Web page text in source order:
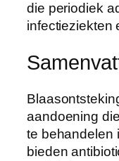
die periodiek
infectieziekten
aandoening
te behandelen
bieden